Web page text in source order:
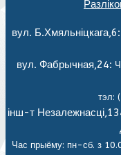
вул. Б.Хмяльніцкага,6:
вул. Фабрычная,24:
тэл:
інш-т
Час прыёму: пн-сб. з